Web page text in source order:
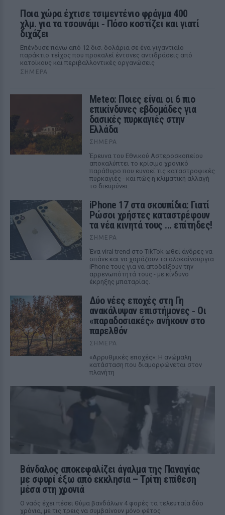
Ποια χώρα έχτισε τσιμεντένιο φράγμα 400
χλμ. για τα τσουνάμι ‑ Πόσο κοστίζει και γιατί
διχάζει
Επένδυσε πάνω από 12 δισ. δολάρια σε ένα γιγαντιαίο
παράκτιο τείχος που προκαλεί έντονες αντιδράσεις από
κατοίκους και περιβαλλοντικές οργανώσεις
ΣΉΜΕΡΑ
Meteo: Ποιες είναι οι 6 πιο
επικίνδυνες εβδομάδες για
δασικές πυρκαγιές στην
Ελλάδα
ΣΉΜΕΡΑ
Έρευνα του Εθνικού Αστεροσκοπείου
αποκαλύπτει το κρίσιμο χρονικό
παράθυρο που ευνοεί τις καταστροφικές
πυρκαγιές - και πώς η κλιματική αλλαγή
το διευρύνει.
iPhone 17 στα σκουπίδια: Γιατί
Ρώσοι χρήστες καταστρέφουν
τα νέα κινητά τους ... επίτηδες!
ΣΉΜΕΡΑ
Ένα viral trend στο TikTok ωθεί άνδρες να
σπάνε και να χαράζουν τα ολοκαίνουργια
iPhone τους για να αποδείξουν την
αρρενωπότητά τους - με κίνδυνο
έκρηξης μπαταρίας.
Δύο νέες εποχές στη Γη
ανακάλυψαν επιστήμονες ‑ Oι
«παραδοσιακές» ανήκουν στο
παρελθόν
ΣΉΜΕΡΑ
«Αρρυθμικές εποχές»: Η ανώμαλη
κατάσταση που διαμορφώνεται στον
πλανήτη
Βάνδαλος αποκεφαλίζει άγαλμα της Παναγίας
με σφυρί έξω από εκκλησία – Τρίτη επίθεση
μέσα στη χρονιά
Ο ναός έχει πέσει θύμα βανδάλων 4 φορές τα τελευταία δύο
χρόνια, με τις τρεις να συμβαίνουν μόνο φέτος